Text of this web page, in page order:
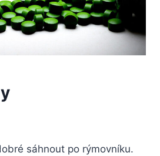
sáhnout po rýmovníku.